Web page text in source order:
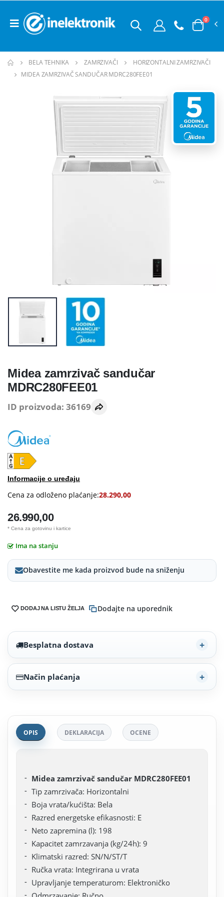
0
BELA TEHNIKA ZAMRZIVAČI
HORIZONTALNI ZAMRZIVAČI
MIDEA ZAMRZIVAČ SANDUČAR MDRC280FEE01
Midea zamrzivač sandučar
MDRC280FEE01
ID proizvoda: 36169
Informacije o uređaju
Cena za odloženo plaćanje:28.290,00
26.990,00
* Cena za gotovinu i kartice
Ima na stanju
Obavestite me kada proizvod bude na sniženju
DODAJ NA LISTU ŽELJA Dodajte na uporednik
Besplatna dostava
Način plaćanja
OPIS DEKLARACIJA OCENE
Midea zamrzivač sandučar MDRC280FEE01
Tip zamrzivača: Horizontalni
Boja vrata/kućišta: Bela
Razred energetske efikasnosti: E
Neto zapremina (l): 198
Kapacitet zamrzavanja (kg/24h): 9
Klimatski razred: SN/N/ST/T
Ručka vrata: Integrirana u vrata
Upravljanje temperaturom: Elektroničko